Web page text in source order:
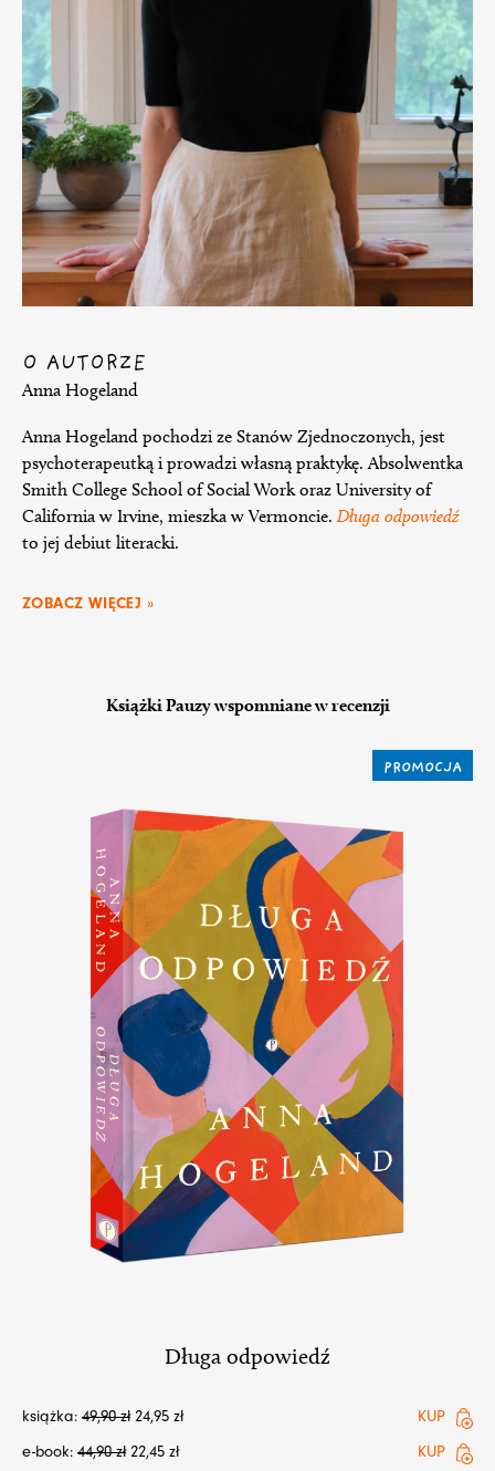
O AUTORZE
Anna Hogeland
Anna Hogeland pochodzi ze Stanów Zjednoczonych, jest
psychoterapeutką i prowadzi własną praktykę. Absolwentka
Smith College School of Social Work oraz University of
California w Irvine, mieszka w Vermoncie. Długa odpowiedź
to jej debiut literacki.
ZOBACZ WIĘCEJ »
Książki Pauzy wspomniane w recenzji
PROMOCJA
Długa odpowiedź
książka: 49,90zł 24,95 zł
KUP
e-book: 44,90zł 22,45 zł KUP